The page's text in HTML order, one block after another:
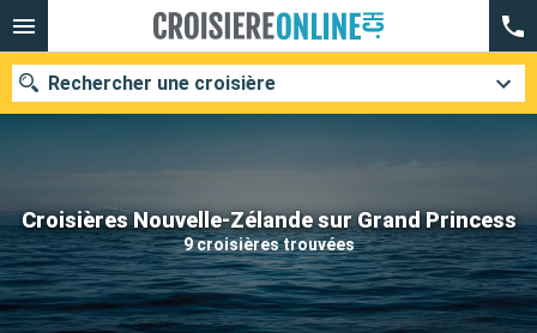
Croisières Nouvelle-Zélande sur Grand Princess
9 croisières trouvées
Rechercher une croisière
Nos destinations
Mois de départ
Ports Compagnies